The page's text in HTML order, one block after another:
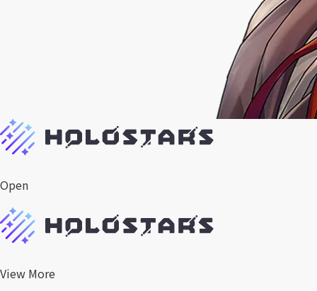
Open
View More